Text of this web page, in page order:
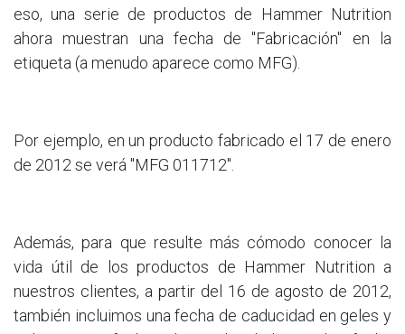
eso, una serie de productos de Hammer Nutrition
ahora muestran una fecha de "Fabricación" en la
etiqueta (a menudo aparece como MFG).
Por ejemplo, en un producto fabricado el 17 de enero
de 2012 se verá "MFG 011712".
Además, para que resulte más cómodo conocer la
vida útil de los productos de Hammer Nutrition a
nuestros clientes, a partir del 16 de agosto de 2012,
también incluimos una fecha de caducidad en geles y